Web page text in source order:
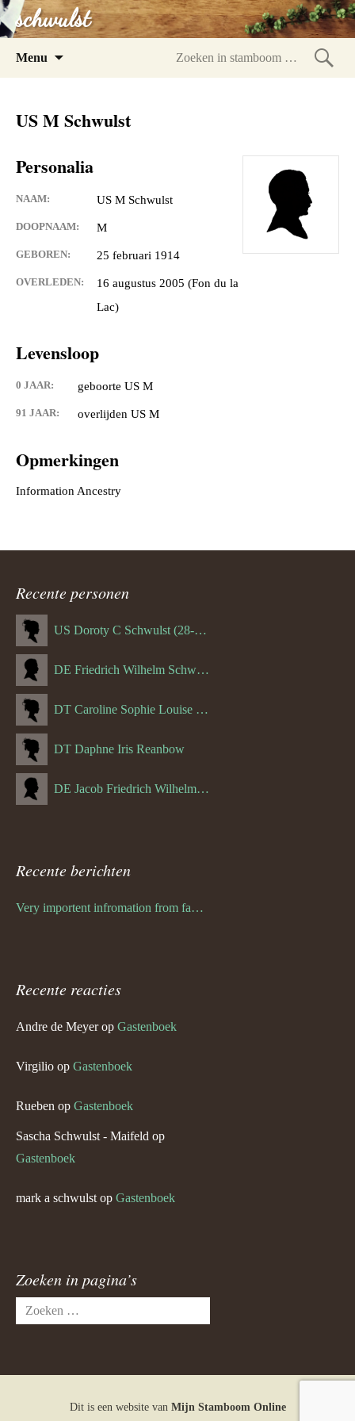
schwulst
Menu
US M Schwulst
Personalia
NAAM: US M Schwulst
DOOPNAAM: M
GEBOREN: 25 februari 1914
OVERLEDEN:
16 augustus 2005 (Fon du la
Lac)
Levensloop
0 JAAR: geboorte US M
91 JAAR: overlijden US M
Opmerkingen
Recente personen
US Doroty C Schwulst (28-12-1919)
DE Friedrich Wilhelm Schwulst
DT Caroline Sophie Louise Schreuder born Schwulst (13-05-1866)
DT Daphne Iris Reanbow
DE Jacob Friedrich Wilhelm Hurth
Recente berichten
Very importent infromation from family Schwulst
Recente reacties
Andre de Meyerop Gastenboek
Virgilio op Gastenboek
Rueben op Gastenboek
Sascha Schwulst - Maifeld op
Gastenboek
mark a schwulst op Gastenboek
Zoeken in pagina’s
Zoeken
naar:
Dit is een website van Mijn Stamboom Online